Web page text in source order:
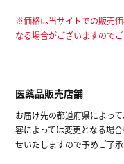
※価格は当サイトでの販売
なる場合がございますのでご
医薬品販売店舗
お届け先の都道府県によっ
容によっては変更となる場
せいたしますので予めご了承